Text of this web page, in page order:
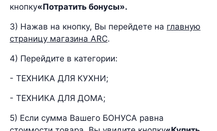
кнопку«Потратить бонусы».
3) Нажав на кнопку, Вы перейдете на главную
страницу магазина ARC.
4) Перейдите в категории:
- ТЕХНИКА ДЛЯ КУХНИ;
- ТЕХНИКА ДЛЯ ДОМА;
5) Если сумма Вашего БОНУСА равна